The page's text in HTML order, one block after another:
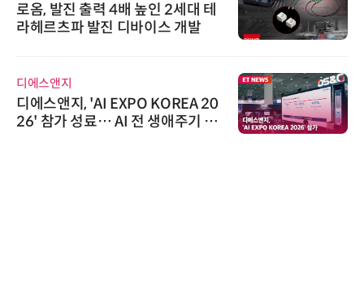
로옴, 발진 출력 4배 높인 2세대 테
라헤르츠파 발진 디바이스 개발
디에스앤지
디에스앤지, 'AI EXPO KOREA 20
26' 참가 성료… AI 전 생애주기 아